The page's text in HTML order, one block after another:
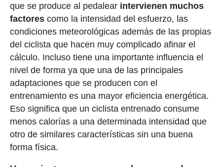
que se produce al pedalear intervienen muchos
factorescomo la intensidad del esfuerzo, las
condiciones meteorológicas además de las propias
del ciclista que hacen muy complicado afinar el
cálculo. Incluso tiene una importante influencia el
nivel de forma ya que una de las principales
adaptaciones que se producen con el
entrenamiento es una mayor eficiencia energética.
Eso significa que un ciclista entrenado consume
menos calorías a una determinada intensidad que
otro de similares características sin una buena
forma física.